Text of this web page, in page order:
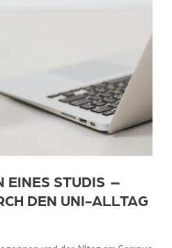
EINES STUDIS –
DEN UNI-ALLTAG